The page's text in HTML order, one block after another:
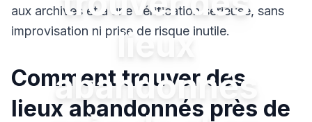
lieux
abandonnés
aux archives et à une vérification sérieuse, sans
improvisation ni prise de risque inutile.
Comment trouver des
lieux abandonnés près de